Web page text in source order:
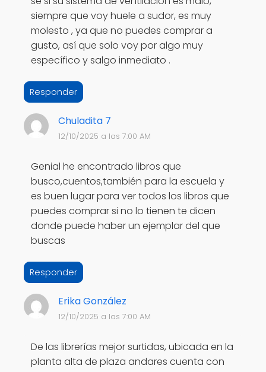
siempre que voy huele a sudor, es muy
molesto , ya que no puedes comprar a
gusto, así que solo voy por algo muy
específico y salgo inmediato .
Responder
Chuladita 7
12/10/2025 a las 7:00 AM
Genial he encontrado libros que
busco,cuentos,también para la escuela y
es buen lugar para ver todos los libros que
puedes comprar si no lo tienen te dicen
donde puede haber un ejemplar del que
buscas
Responder
Erika González
12/10/2025 a las 7:00 AM
De las librerías mejor surtidas, ubicada en la
planta alta de plaza andares cuenta con